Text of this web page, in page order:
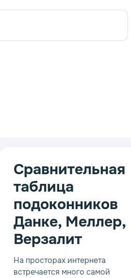
Сравнительная
таблица
подоконников
Данке, Меллер,
Верзалит
На просторах интернета
встречается много самой